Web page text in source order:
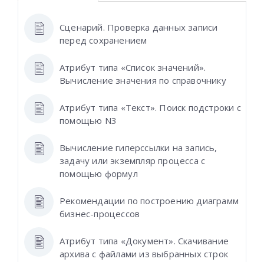
Сценарий. Проверка данных записи
перед сохранением
Атрибут типа «Список значений».
Вычисление значения по справочнику
Атрибут типа «Текст». Поиск подстроки с
помощью N3
Вычисление гиперссылки на запись,
задачу или экземпляр процесса с
помощью формул
Рекомендации по построению диаграмм
бизнес-процессов
Атрибут типа «Документ». Скачивание
архива с файлами из выбранных строк